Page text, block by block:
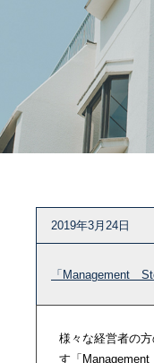
2019年3月24日
「Management
様々な経営者の
す「